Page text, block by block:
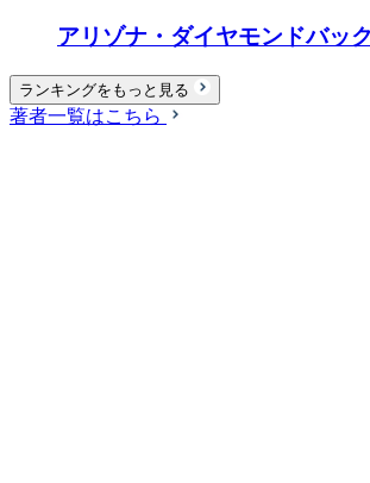
アリゾナ・ダイヤモンドバッ
ランキングをもっと見る
著者一覧はこちら